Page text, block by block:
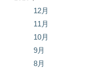
12月
11月
10月
9月
8月